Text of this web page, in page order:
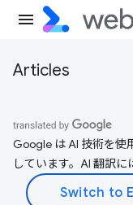
Articles
Google は AI 技術を使
しています。AI 翻訳に